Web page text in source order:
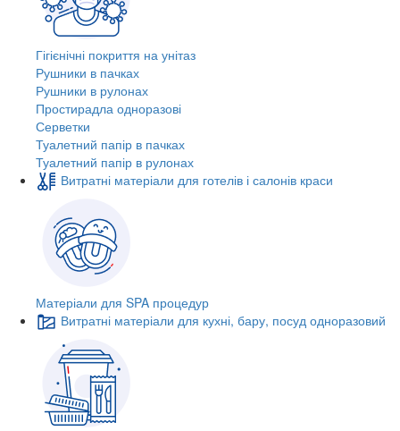
Гігієнічні покриття на унітаз
Рушники в пачках
Рушники в рулонах
Простирадла одноразові
Серветки
Туалетний папір в пачках
Туалетний папір в рулонах
Витратні матеріали для готелів і салонів краси
Матеріали для SPA процедур
Витратні матеріали для кухні, бару, посуд одноразовий